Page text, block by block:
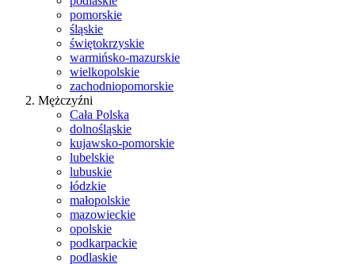
pomorskie
śląskie
świętokrzyskie
warmińsko-mazurskie
wielkopolskie
zachodniopomorskie
Mężczyźni
Cała Polska
dolnośląskie
kujawsko-pomorskie
lubelskie
lubuskie
łódzkie
małopolskie
mazowieckie
opolskie
podkarpackie
podlaskie